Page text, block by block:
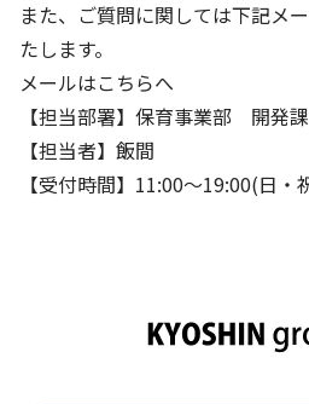
ソーシャルメディア公式アカウント
立木奨学金
価値創造の取り組み
DX（デジタル変革）
DXビジョン・DX戦略
よくあるご質問
免責事項
IRお問合せ
保育事業 採用
日本語教育事業 採用
介護事業 採用
また、ご質問に関しては下記メ
たします。
メールはこちらへ
【担当部署】保育事業部 開発課
【担当者】飯間
【受付時間】11:00〜19:00(日・